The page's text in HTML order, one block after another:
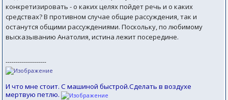
конкретизировать - о каких целях пойдет речь и о каких
средствах? В противном случае общие рассуждения, так и
останутся общими рассуждениями. Поскольку, по любимому
высказыванию Анатолия, истина лежит посередине.
--------------------
И что мне стоит. С машиной быстрой.Сделать в воздухе
мертвую петлю.